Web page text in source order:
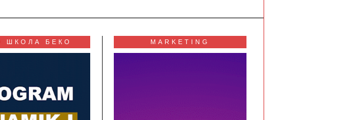
ШКОЛА БЕКО MARKETING